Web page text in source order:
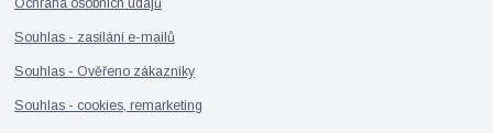
Ochrana osobních údajů
Souhlas - zasílání e-mailů
Souhlas - Ověřeno zákazníky
Souhlas - cookies, remarketing